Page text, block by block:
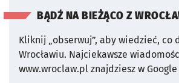
BĄDŹ NA BIEŻĄCO Z
Kliknij „obserwuj”, aby wiedzieć, co
Wrocławiu. Najciekawsze
www.wroclaw.pl znajdziesz w Google